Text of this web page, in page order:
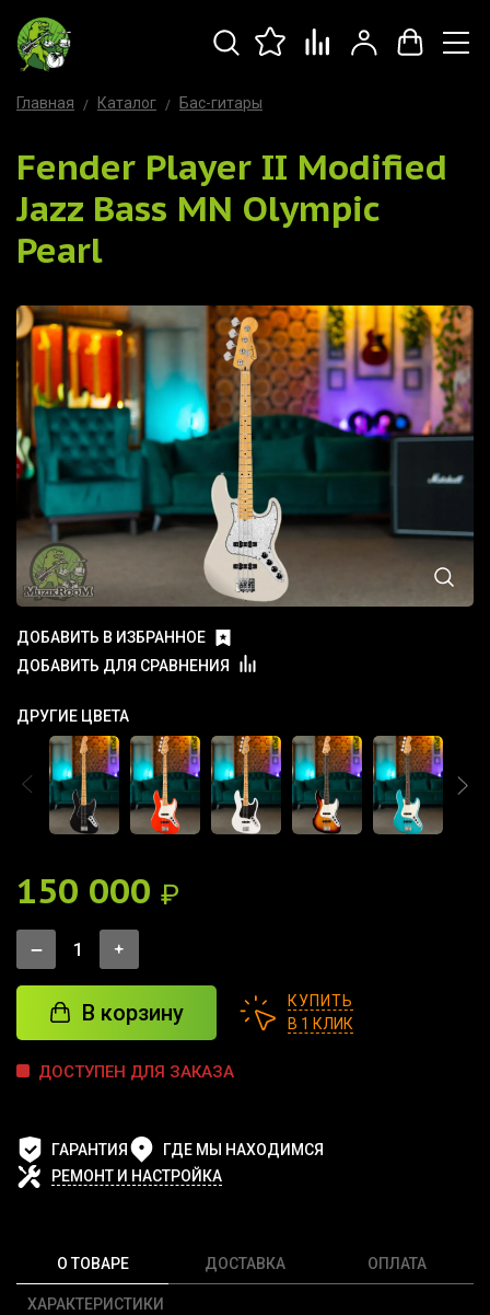
Главная Каталог Бас-гитары
Fender Player II Modified
Jazz Bass MN Olympic
Pearl
ДОБАВИТЬ В ИЗБРАННОЕ
ДОБАВИТЬ ДЛЯ СРАВНЕНИЯ
ДРУГИЕ ЦВЕТА
150 000 ₽
В корзину
КУПИТЬ
В 1 КЛИК
ДОСТУПЕН ДЛЯ ЗАКАЗА
ГАРАНТИЯ
ГДЕ МЫ НАХОДИМСЯ
РЕМОНТ И НАСТРОЙКА
О ТОВАРЕ
ХАРАКТЕРИСТИКИ
ДОСТАВКА ОПЛАТА